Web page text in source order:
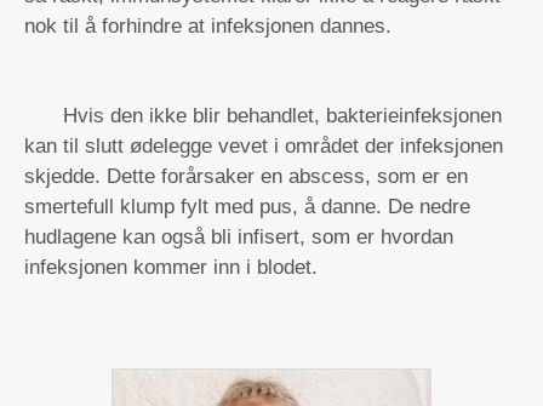
nok til å forhindre at infeksjonen dannes.
Hvis den ikke blir behandlet, bakterieinfeksjonen
kan til slutt ødelegge vevet i området der infeksjonen
skjedde. Dette forårsaker en abscess, som er en
smertefull klump fylt med pus, å danne. De nedre
hudlagene kan også bli infisert, som er hvordan
infeksjonen kommer inn i blodet.